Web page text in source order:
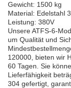
Gewicht: 1500 kg
Material: Edelstahl
Leistung: 380V
Unsere ATFS-6-
um Qualität und
120000, bieten wir
60 Tagen. Sie
Lieferfähigkeit
304 gefertigt,